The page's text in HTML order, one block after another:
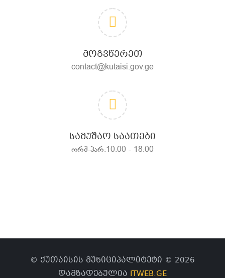
ᲛᲝᲒᲕᲬᲔᲠᲔᲗ
contact@kutaisi.gov.ge
ᲡᲐᲛᲣᲨᲐᲝ ᲡᲐᲐᲗᲔᲑᲘ
ორშ-პარ:10:00 - 18:00
© ქუთაისის მუნიციპალიტეტი © 2026
დამზადებულია ITWEB.GE